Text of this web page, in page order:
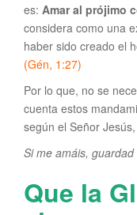
es: Amar al prójimo
considera como una
haber sido creado el
(Gén, 1:27)
Por lo que, no se
cuenta estos
según el Señor
Si me amáis,
Que la